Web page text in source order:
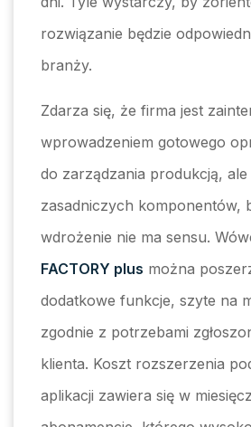
rozwiązanie będzie
branży.
Zdarza się, że firma jest
wprowadzeniem gotowego
do zarządzania produkcją,
zasadniczych komponentów,
wdrożenie nie ma sensu.
FACTORY plus można
dodatkowe funkcje, szyte na
zgodnie z potrzebami
klienta. Koszt rozszerzenia
aplikacji zawiera się w